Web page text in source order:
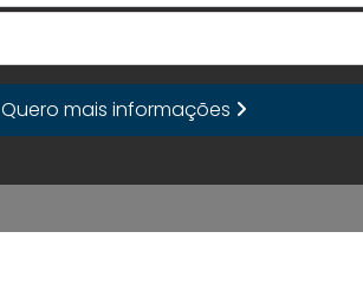
Quero mais informações